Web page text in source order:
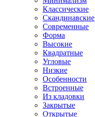
Классические
Скандинавские
Современные
Форма
Высокие
Квадратные
Угловые
Низкие
Особенности
Встроенные
Из кладовки
Закрытые
Открытые